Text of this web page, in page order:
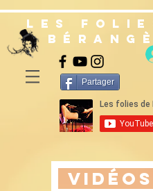
les
Partager
vidéos